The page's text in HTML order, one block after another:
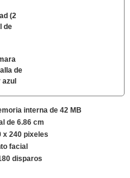
(2
de
de
interna de 42 MB
de 6.86 cm
x 240 pixeles
facial
disparos